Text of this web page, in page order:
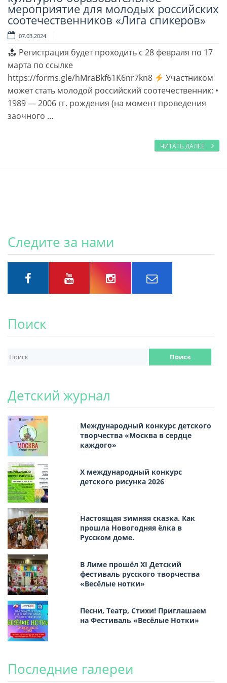
мероприятие для молодых российских
соотечественников «Лига спикеров»
07.03.2024
Регистрация будет проходить с 28 февраля по 17
марта по ссылке
https://forms.gle/hMraBkf61K6nr7kn8
Участником
может стать молодой российский соотечественник: •
1989 — 2006 гг. рождения (на момент проведения
заочного …
ЧИТАТЬ ДАЛЕЕ
Следите за нами
Поиск
Детский журнал
Международный конкурс детского
творчества «Москва в сердце
каждого»
Х международный конкурс
детского рисунка 2026
Настоящая зимняя сказка. Как
прошла Новогодняя ёлка в
Русском доме.
В Лиме прошёл XI Детский
фестиваль русского творчества
«Весёлые нотки»
Песни, Театр, Стихи! Приглашаем
на Фестиваль «Весёлые Нотки»
Последние галереи